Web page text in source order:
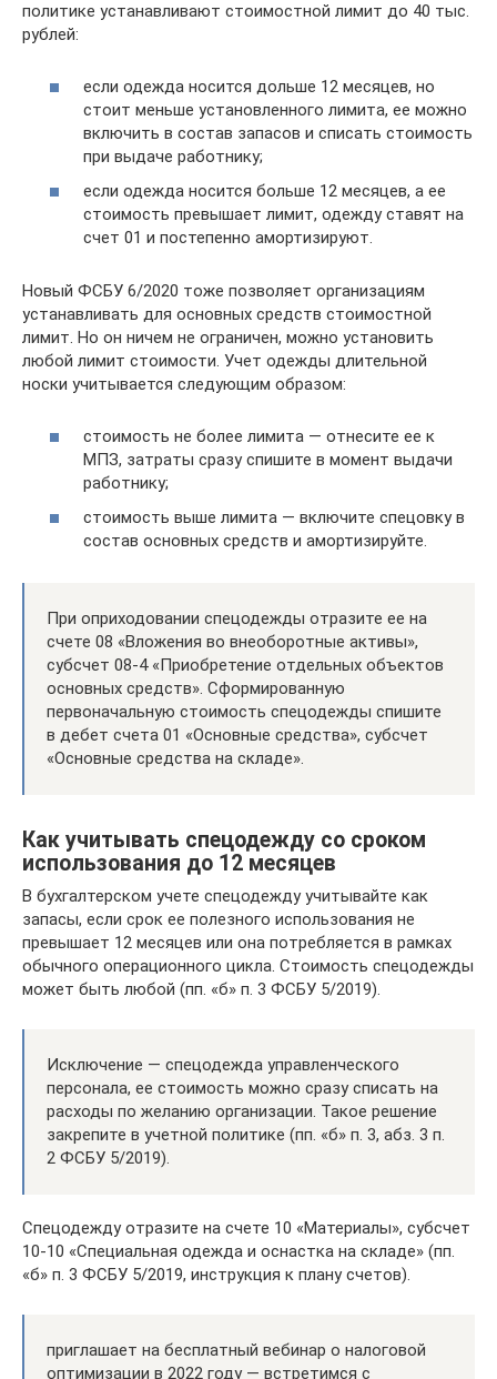
политике устанавливают стоимостной лимит до 40 тыс.
рублей:
если одежда носится дольше 12 месяцев, но
стоит меньше установленного лимита, ее можно
включить в состав запасов и списать стоимость
при выдаче работнику;
если одежда носится больше 12 месяцев, а ее
стоимость превышает лимит, одежду ставят на
счет 01 и постепенно амортизируют.
Новый ФСБУ 6/2020 тоже позволяет организациям
устанавливать для основных средств стоимостной
лимит. Но он ничем не ограничен, можно установить
любой лимит стоимости. Учет одежды длительной
носки учитывается следующим образом:
стоимость не более лимита — отнесите ее к
МПЗ, затраты сразу спишите в момент выдачи
работнику;
стоимость выше лимита — включите спецовку в
состав основных средств и амортизируйте.
При оприходовании спецодежды отразите ее на
счете 08 «Вложения во внеоборотные активы»,
субсчет 08-4 «Приобретение отдельных объектов
основных средств». Сформированную
первоначальную стоимость спецодежды спишите
в дебет счета 01 «Основные средства», субсчет
«Основные средства на складе».
Как учитывать спецодежду со сроком
использования до 12 месяцев
В бухгалтерском учете спецодежду учитывайте как
запасы, если срок ее полезного использования не
превышает 12 месяцев или она потребляется в рамках
обычного операционного цикла. Стоимость спецодежды
может быть любой (пп. «б» п. 3 ФСБУ 5/2019).
Исключение — спецодежда управленческого
персонала, ее стоимость можно сразу списать на
расходы по желанию организации. Такое решение
закрепите в учетной политике (пп. «б» п. 3, абз. 3 п.
2 ФСБУ 5/2019).
Спецодежду отразите на счете 10 «Материалы», субсчет
10-10 «Специальная одежда и оснастка на складе» (пп.
«б» п. 3 ФСБУ 5/2019, инструкция к плану счетов).
приглашает на бесплатный вебинар о налоговой
оптимизации в 2022 году — встретимся с